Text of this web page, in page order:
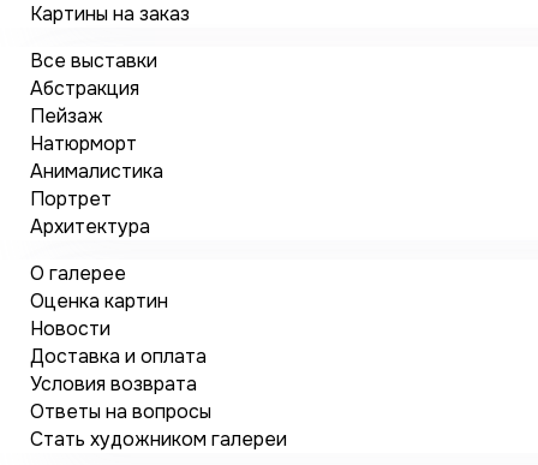
Картины на заказ
Все выставки
Абстракция
Пейзаж
Натюрморт
Анималистика
Портрет
Архитектура
О галерее
Оценка картин
Новости
Доставка и оплата
Условия возврата
Ответы на вопросы
Стать художником галереи